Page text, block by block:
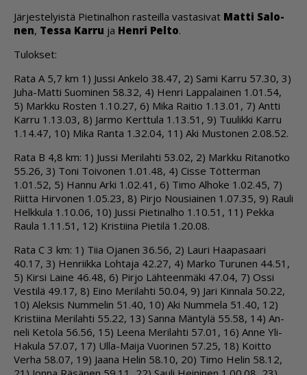
Jär­jes­te­lyis­tä Pie­ti­nal­hon ras­teil­la vas­ta­si­vat Mat­ti Sa­lo­
nen, Tes­sa Kar­ru ja Hen­ri Pel­to.
Tu­lok­set:
Rata A 5,7 km 1) Jus­si An­ke­lo 38.47, 2) Sami Kar­ru 57.30, 3)
Juha-Mat­ti Suo­mi­nen 58.32, 4) Hen­ri Lap­pa­lai­nen 1.01.54,
5) Mark­ku Ros­ten 1.10.27, 6) Mika Rai­tio 1.13.01, 7) Ant­ti
Kar­ru 1.13.03, 8) Jar­mo Kert­tu­la 1.13.51, 9) Tuu­lik­ki Kar­ru
1.14.47, 10) Mika Ran­ta 1.32.04, 11) Aki Mus­to­nen 2.08.52.
Rata B 4,8 km: 1) Jus­si Me­ri­lah­ti 53.02, 2) Mark­ku Ri­ta­not­ko
55.26, 3) Toni Toi­vo­nen 1.01.48, 4) Cis­se Töt­ter­man
1.01.52, 5) Han­nu Ar­ki 1.02.41, 6) Timo Al­ho­ke 1.02.45, 7)
Riit­ta Hir­vo­nen 1.05.23, 8) Pir­jo Nou­si­ai­nen 1.07.35, 9) Rau­li
Helk­ku­la 1.10.06, 10) Jus­si Pie­ti­nal­ho 1.10.51, 11) Pek­ka
Rau­la 1.11.51, 12) Kris­tii­na Pie­ti­lä 1.20.08.
Rata C 3 km: 1) Tiia Oja­nen 36.56, 2) Lau­ri Haa­pa­saa­ri
40.17, 3) Hen­riik­ka Loh­ta­ja 42.27, 4) Mar­ko Tu­ru­nen 44.51,
5) Kir­si Lai­ne 46.48, 6) Pir­jo Läh­teen­mä­ki 47.04, 7) Os­si
Ves­ti­lä 49.17, 8) Ei­no Me­ri­lah­ti 50.04, 9) Jari Kin­na­la 50.22,
10) Alek­sis Num­me­lin 51.40, 10) Aki Num­me­la 51.40, 12)
Kris­tii­na Me­ri­lah­ti 55.22, 13) San­na Män­ty­lä 55.58, 14) An­
ne­li Ke­to­la 56.56, 15) Lee­na Me­ri­lah­ti 57.01, 16) An­ne Yli-
Ha­ku­la 57.07, 17) Ul­la-Mai­ja Vuo­ri­nen 57.25, 18) Koit­to
Ver­ha 58.07, 19) Jaa­na He­lin 58.10, 20) Timo He­lin 58.12,